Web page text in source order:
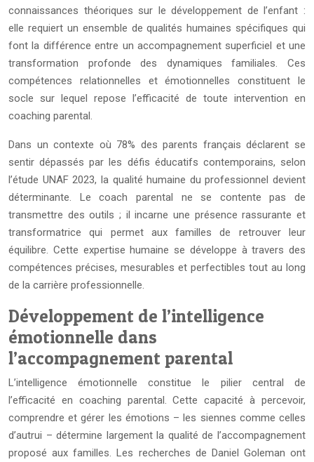
connaissances théoriques sur le développement de l’enfant :
elle requiert un ensemble de qualités humaines spécifiques qui
font la différence entre un accompagnement superficiel et une
transformation profonde des dynamiques familiales. Ces
compétences relationnelles et émotionnelles constituent le
socle sur lequel repose l’efficacité de toute intervention en
coaching parental.
Dans un contexte où 78% des parents français déclarent se
sentir dépassés par les défis éducatifs contemporains, selon
l’étude UNAF 2023, la qualité humaine du professionnel devient
déterminante. Le coach parental ne se contente pas de
transmettre des outils ; il incarne une présence rassurante et
transformatrice qui permet aux familles de retrouver leur
équilibre. Cette expertise humaine se développe à travers des
compétences précises, mesurables et perfectibles tout au long
de la carrière professionnelle.
Développement de l’intelligence
émotionnelle dans
l’accompagnement parental
L’intelligence émotionnelle constitue le pilier central de
l’efficacité en coaching parental. Cette capacité à percevoir,
comprendre et gérer les émotions – les siennes comme celles
d’autrui – détermine largement la qualité de l’accompagnement
proposé aux familles. Les recherches de Daniel Goleman ont